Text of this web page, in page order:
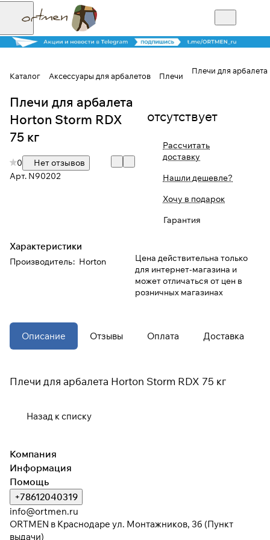
Каталог Аксессуары для арбалетов Плечи
Плечи для
Плечи для арбалета
Horton Storm RDX
75 кг
0
Нет отзывов
Арт. N90202
Характеристики
Производитель: Horton
отсутствует
Рассчитать
доставку
Нашли дешевле?
Хочу в подарок
Гарантия
Цена действительна только
для интернет-магазина и
может отличаться от цен в
розничных магазинах
Описание Отзывы Оплата Доставка
Плечи для арбалета Horton Storm RDX 75 кг
Назад к списку
Для клиентов всех банков
Разбейте
оплату на части
Добавляйте товары
в корзину
При оформлении заказа
Оплачивайте сегодня только
по
* При оплате через
скидки по купонам не
применяются.
Компания
Информация
Помощь
+78612040319
info@ortmen.ru
ORTMEN в Краснодаре ул. Монтажников, 3б (Пункт
выдачи)